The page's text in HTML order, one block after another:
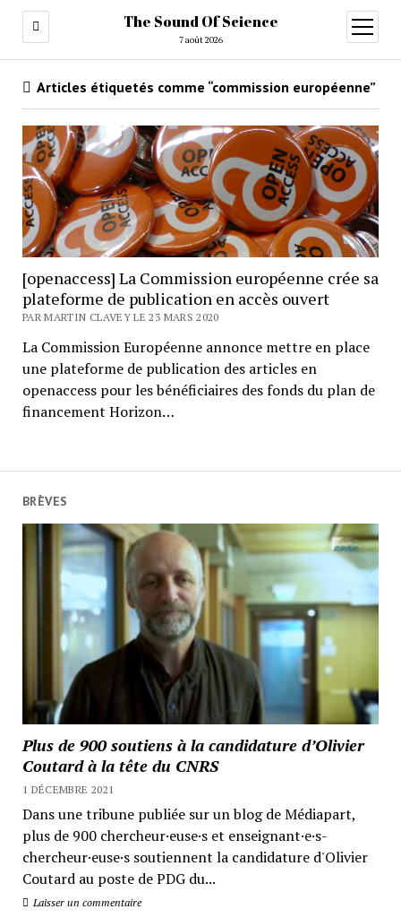
The Sound Of Science
7 août 2026
ouvrir
menu
BRÈVES
Plus de 900 soutiens à la candidature d’Olivier
Coutard à la tête du CNRS
1 DÉCEMBRE 2021
Dans une tribune publiée sur un blog de Médiapart,
plus de 900 chercheur·euse·s et enseignant·e·s-
chercheur·euse·s soutiennent la candidature d'Olivier
Coutard au poste de PDG du...
Laisser un commentaire
Articles étiquetés comme “commission européenne”
[openaccess] La Commission européenne crée sa
plateforme de publication en accès ouvert
PAR MARTIN CLAVEY LE 23 MARS 2020
La Commission Européenne annonce mettre en place
une plateforme de publication des articles en
openaccess pour les bénéficiaires des fonds du plan de
financement Horizon…